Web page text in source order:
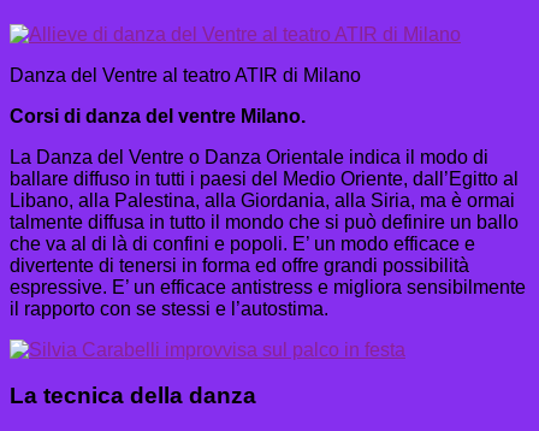
Danza del Ventre al teatro ATIR di Milano
Corsi di danza del ventre Milano.
La Danza del Ventre o Danza Orientale indica il modo di
ballare diffuso in tutti i paesi del Medio Oriente, dall’Egitto al
Libano, alla Palestina, alla Giordania, alla Siria, ma è ormai
talmente diffusa in tutto il mondo che si può definire un ballo
che va al di là di confini e popoli. E’ un modo efficace e
divertente di tenersi in forma ed offre grandi possibilità
espressive. E’ un efficace antistress e migliora sensibilmente
il rapporto con se stessi e l’autostima.
La tecnica della danza